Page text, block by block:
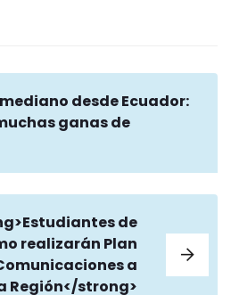
desde Ecuador:
ganas de
de
realizarán Plan
a
Región</strong>